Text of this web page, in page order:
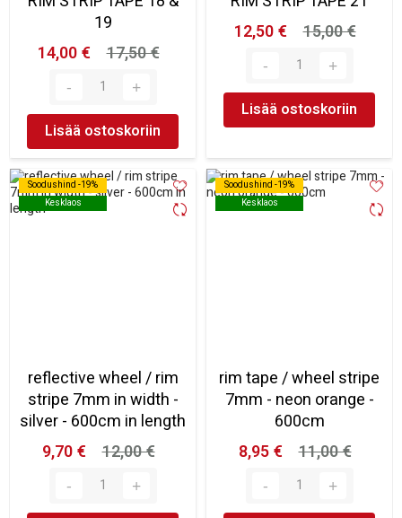
19
14,00 €
17,50 €
Lisää ostoskoriin
12,50 €
15,00 €
Lisää ostoskoriin
Soodushind -19%
Kesklaos
Soodushind -19%
Kesklaos
reflective wheel / rim
stripe 7mm in width -
silver - 600cm in length
9,70 €
12,00 €
Soodushind -19%
Kesklaos
Soodushind -19%
Kesklaos
rim tape / wheel stripe
7mm - neon orange -
600cm
8,95 €
11,00 €